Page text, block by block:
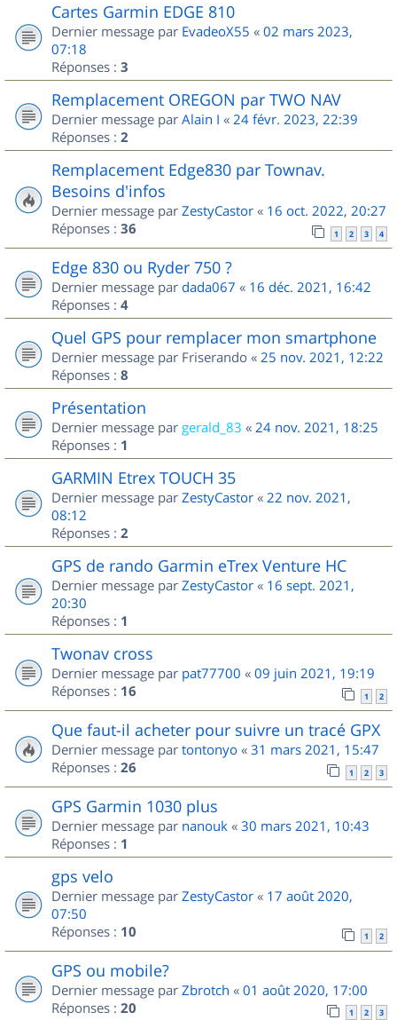
Cartes Garmin EDGE 810
Dernier message par EvadeoX55 « 02 mars 2023,
07:18
Réponses : 3
Remplacement OREGON par TWO NAV
Dernier message par Alain I « 24 févr. 2023, 22:39
Réponses : 2
Remplacement Edge830 par Townav.
Besoins d'infos
Dernier message par ZestyCastor « 16 oct. 2022, 20:27
Réponses : 36 1 2 3 4
Edge 830 ou Ryder 750 ?
Dernier message par dada067 « 16 déc. 2021, 16:42
Réponses : 4
Quel GPS pour remplacer mon smartphone
Dernier message par Friserando « 25 nov. 2021, 12:22
Réponses : 8
Présentation
Dernier message par gerald_83 « 24 nov. 2021, 18:25
Réponses : 1
GARMIN Etrex TOUCH 35
Dernier message par ZestyCastor « 22 nov. 2021,
08:12
Réponses : 2
GPS de rando Garmin eTrex Venture HC
Dernier message par ZestyCastor « 16 sept. 2021,
20:30
Réponses : 1
Twonav cross
Dernier message par pat77700 « 09 juin 2021, 19:19
Réponses : 16 1 2
Que faut-il acheter pour suivre un tracé GPX
Dernier message par tontonyo « 31 mars 2021, 15:47
Réponses : 26 1 2 3
GPS Garmin 1030 plus
Dernier message par nanouk « 30 mars 2021, 10:43
Réponses : 1
gps velo
Dernier message par ZestyCastor « 17 août 2020,
07:50
Réponses : 10 1 2
GPS ou mobile?
Dernier message par Zbrotch « 01 août 2020, 17:00
Réponses : 20 1 2 3